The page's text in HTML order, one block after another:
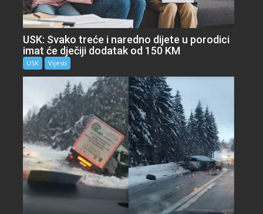
USK: Svako treće i naredno dijete u porodici
imat će dječiji dodatak od 150 KM
USK Vijesti